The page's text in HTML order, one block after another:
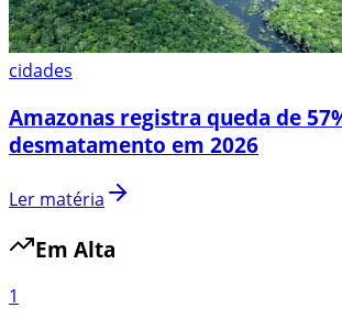
cidades
Amazonas registra queda de
desmatamento em 2026
Ler matéria
Em Alta
1